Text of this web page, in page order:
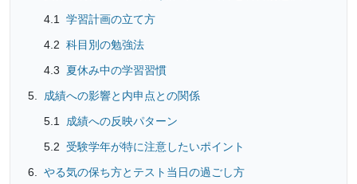
学習計画の立て方
科目別の勉強法
夏休み中の学習習慣
成績への影響と内申点との関係
成績への反映パターン
受験学年が特に注意したいポイント
やる気の保ち方とテスト当日の過ごし方